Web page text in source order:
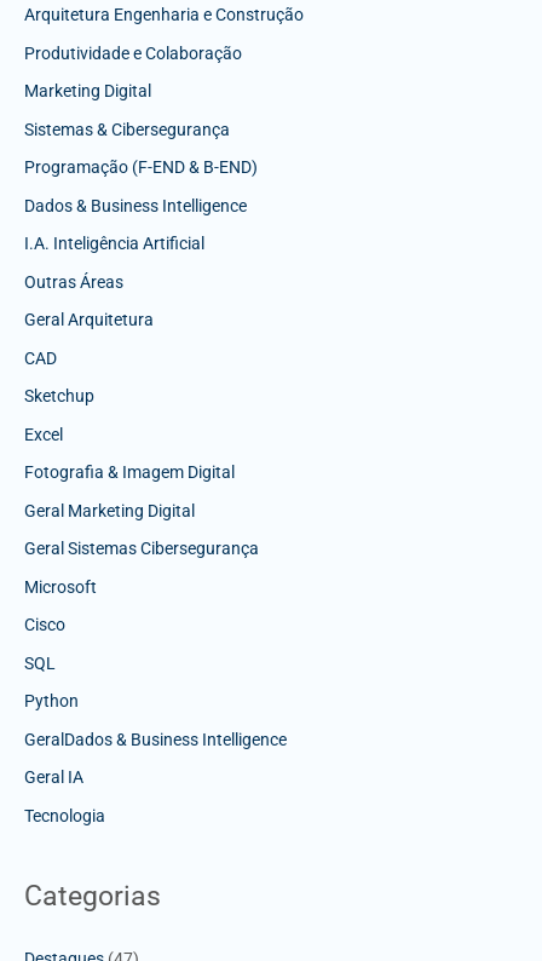
Arquitetura Engenharia e Construção
Produtividade e Colaboração
Marketing Digital
Sistemas & Cibersegurança
Programação (F-END & B-END)
Dados & Business Intelligence
I.A. Inteligência Artificial
Outras Áreas
Geral Arquitetura
CAD
Sketchup
Excel
Fotografia & Imagem Digital
Geral Marketing Digital
Geral Sistemas Cibersegurança
Microsoft
Cisco
SQL
Python
GeralDados & Business Intelligence
Geral IA
Tecnologia
Categorias